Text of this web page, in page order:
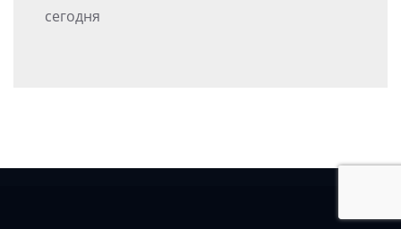
сегодня